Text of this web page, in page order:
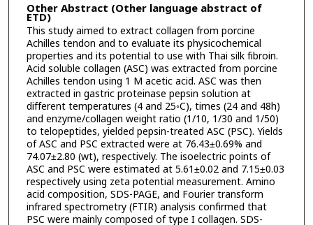
Other Abstract (Other language abstract of
ETD)
This study aimed to extract collagen from porcine
Achilles tendon and to evaluate its physicochemical
properties and its potential to use with Thai silk fibroin.
Acid soluble collagen (ASC) was extracted from porcine
Achilles tendon using 1 M acetic acid. ASC was then
extracted in gastric proteinase pepsin solution at
different temperatures (4 and 25◦C), times (24 and 48h)
and enzyme/collagen weight ratio (1/10, 1/30 and 1/50)
to telopeptides, yielded pepsin-treated ASC (PSC). Yields
of ASC and PSC extracted were at 76.43±0.69% and
74.07±2.80 (wt), respectively. The isoelectric points of
ASC and PSC were estimated at 5.61±0.02 and 7.15±0.03
respectively using zeta potential measurement. Amino
acid composition, SDS-PAGE, and Fourier transform
infrared spectrometry (FTIR) analysis confirmed that
PSC were mainly composed of type I collagen. SDS-